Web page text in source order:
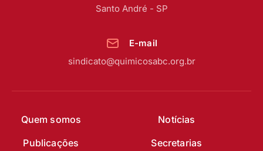
Quem somos
Notícias
Publicações
Secretarias
Santo André - SP
E-mail
sindicato@quimicosabc.org.br